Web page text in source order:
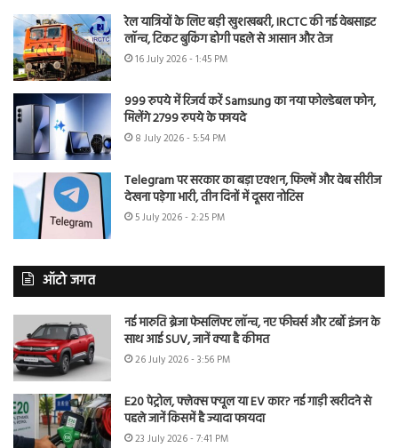
रेल यात्रियों के लिए बड़ी खुशखबरी, IRCTC की नई वेबसाइट
लॉन्च, टिकट बुकिंग होगी पहले से आसान और तेज
16 July 2026 - 1:45 PM
999 रुपये में रिजर्व करें Samsung का नया फोल्डेबल फोन,
मिलेंगे 2799 रुपये के फायदे
8 July 2026 - 5:54 PM
Telegram पर सरकार का बड़ा एक्शन, फिल्में और वेब सीरीज
देखना पड़ेगा भारी, तीन दिनों में दूसरा नोटिस
5 July 2026 - 2:25 PM
ऑटो जगत
नई मारुति ब्रेजा फेसलिफ्ट लॉन्च, नए फीचर्स और टर्बो इंजन के
साथ आई SUV, जानें क्या है कीमत
26 July 2026 - 3:56 PM
E20 पेट्रोल, फ्लेक्स फ्यूल या EV कार? नई गाड़ी खरीदने से
पहले जानें किसमें है ज्यादा फायदा
23 July 2026 - 7:41 PM